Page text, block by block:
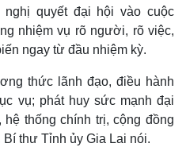
quyết đại hội vào cuộc
nhiệm vụ rõ người, rõ việc,
ngay từ đầu nhiệm kỳ.
thức lãnh đạo, điều hành
vụ; phát huy sức mạnh đại
thống chính trị, cộng đồng
Bí thư Tỉnh ủy Gia Lai nói.